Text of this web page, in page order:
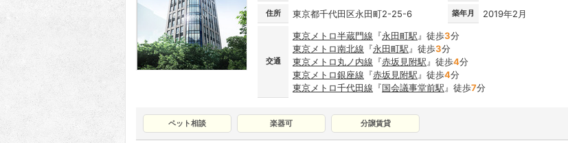
住所 東京都千代田区永田町2-25-6 築年月 2019年2月
交通
東京メトロ半蔵門線 『永田町駅 』徒歩3分
東京メトロ南北線 『永田町駅 』徒歩3分
東京メトロ丸ノ内線 『赤坂見附駅 』徒歩4分
東京メトロ銀座線 『赤坂見附駅 』徒歩4分
東京メトロ千代田線 『国会議事堂前駅 』徒歩7分
ペット相談 楽器可 分譲賃貸